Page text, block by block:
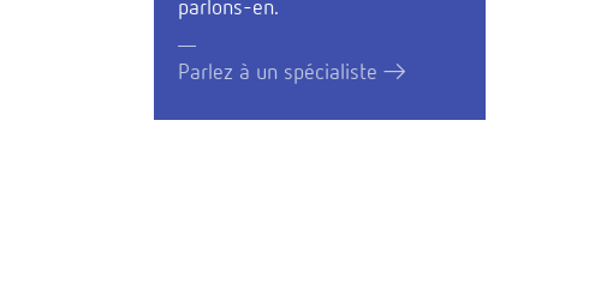
parlons-en.
Parlez à un spécialiste